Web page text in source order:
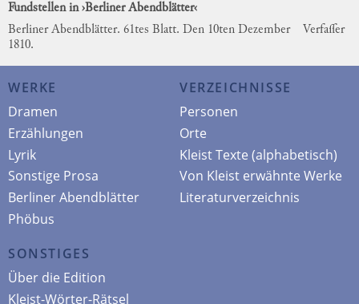
Fundstellen in ›Berliner Abendblätter‹
Berliner Abendblätter. 61tes Blatt. Den 10ten Dezember
1810.
Verfaſſer
WERKE
Dramen
Erzählungen
Lyrik
Sonstige Prosa
Berliner Abendblätter
Phöbus
VERZEICHNISSE
Personen
Orte
Kleist Texte (alphabetisch)
Von Kleist erwähnte Werke
Literaturverzeichnis
SONSTIGES
Über die Edition
Kleist-Wörter-Rätsel